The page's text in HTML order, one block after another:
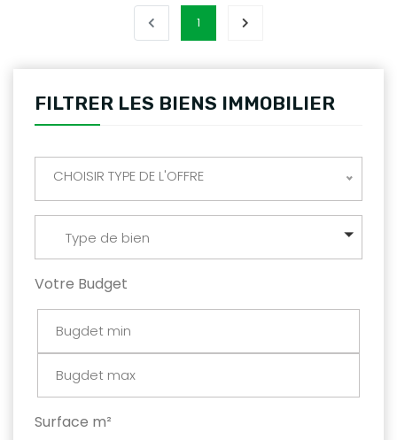
1
FILTRER LES BIENS IMMOBILIER
CHOISIR TYPE DE L'OFFRE
Type de bien
Votre Budget
Surface m²